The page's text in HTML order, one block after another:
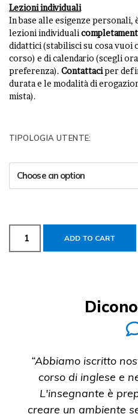
Lezioni individuali
In base alle esigenze
lezioni individuali
didattici (stabilisci su cosa vuoi
corso) e di calendario (scegli
preferenza). Contattaciper
durata e le modalità di
mista).
TIPOLOGIA UTENTE:
ADD TO CART
“Abbiamo iscritto
corso di inglese e
L'insegnante è
creare un ambiente